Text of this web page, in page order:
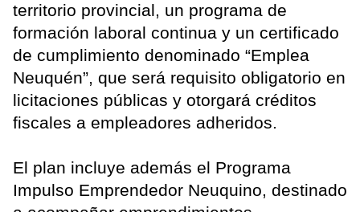
territorio provincial, un programa de
formación laboral continua y un certificado
de cumplimiento denominado “Emplea
Neuquén”, que será requisito obligatorio en
licitaciones públicas y otorgará créditos
fiscales a empleadores adheridos.
El plan incluye además el Programa
Impulso Emprendedor Neuquino, destinado